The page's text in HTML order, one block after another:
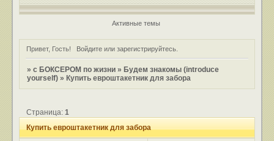
Активные темы
Привет, Гость! Войдитеили зарегистрируйтесь.
»с БОКСЕРОМ по жизни » Будем знакомы (introduce
yourself) » Купить евроштакетник для забора
Купить евроштакетник для забора
Страница:1